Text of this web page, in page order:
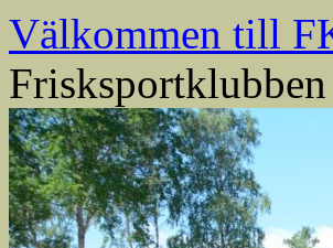
Välkommen till